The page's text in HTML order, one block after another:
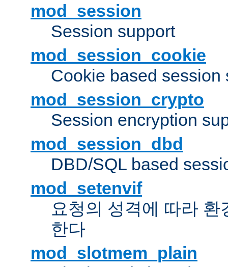
mod_session
Session support
mod_session_cookie
Cookie based session
mod_session_crypto
Session encryption
mod_session_dbd
DBD/SQL based
mod_setenvif
요청의 성격에 따라
한다
mod_slotmem_plain